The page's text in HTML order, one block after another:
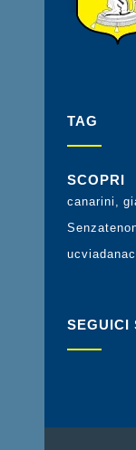
TAG
SCOPRI
canarini
SEGUICI